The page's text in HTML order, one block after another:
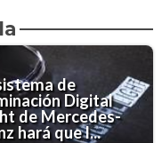
de
Digital
de Mercedes-
hará que l...